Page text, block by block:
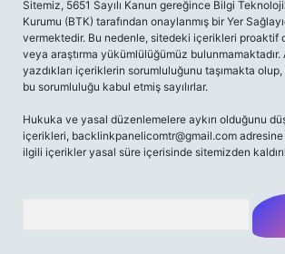
Sitemiz, 5651 Sayılı Kanun gereğince Bilgi
Kurumu (BTK) tarafından onaylanmış bir Yer
vermektedir. Bu nedenle, sitedeki içerikleri proaktif
veya araştırma yükümlülüğümüz
yazdıkları içeriklerin sorumluluğunu taşımakta
bu sorumluluğu kabul etmiş sayılırlar.
Hukuka ve yasal düzenlemelere aykırı olduğunu
içerikleri, backlinkpanelicomtr@gmail.com
ilgili içerikler yasal süre içerisinde sitemizden